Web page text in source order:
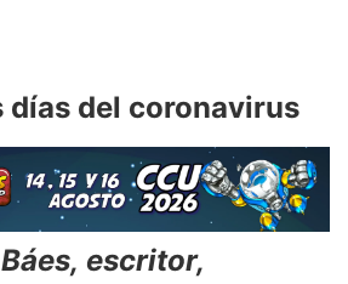
días del coronavirus
escritor,